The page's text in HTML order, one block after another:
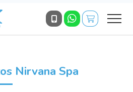
Nirvana Spa